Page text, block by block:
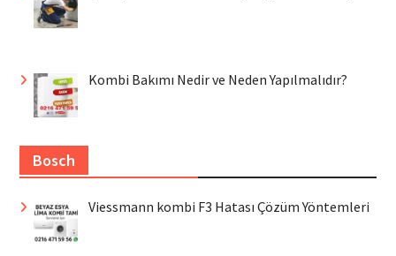
Kombi Bakımı Nedir ve Neden Yapılmalıdır?
Bosch
Viessmann kombi F3 Hatası Çözüm Yöntemleri